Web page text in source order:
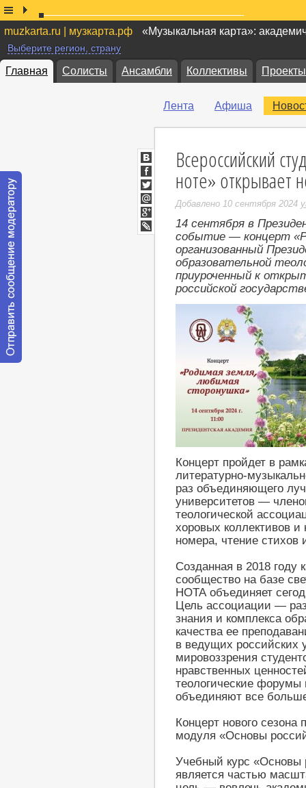
muzkarta.ru | музкарта.рф «Музыкальная карта»:
Выберите регион, страну
Главная Солисты Ансамбли Коллективы Проекты
Лента Афиша
Всероссийский
ноте» открывает
Добавлено 10 сентября 2024
14 сентября в
событие — концерт
организованный
образовательной
приуроченный к
российской
Концерт пройдет в
литературно-
раз объединяющего
университетов —
теологической
хоровых коллективов
номера, чтение стихов
Созданная в 2018 году
сообщество на базе
НОТА объединяет
Цель ассоциации —
знания и комплекса
качества ее
в ведущих российских
мировоззрения
нравственных
теологические форумы
объединяют все
Концерт нового сезона
модуля «Основы
Учебный курс «Основы
является частью
ВКонтакте
Facebook
Twitter
Мой
Мир
Google+
LiveJournal